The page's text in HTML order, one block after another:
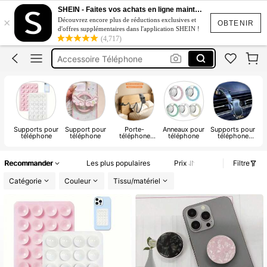
OBTENIR
×
SHEIN - Faites vos achats en ligne maintenant
Découvrez encore plus de réductions exclusives et
d'offres supplémentaires dans l'application SHEIN !
(4,717)
Ventouse Téléphone
Support Telephone Voiture
Support Téléphone
Accessoire Téléphone
Ventouse Téléphone
Supports pour
téléphone
Support pour
téléphone
Porte-
téléphone
Anneaux pour
téléphone
Supports pour
téléphone
Recommander Les plus populaires Prix
Filtre
Catégorie
Couleur Tissu/matériel